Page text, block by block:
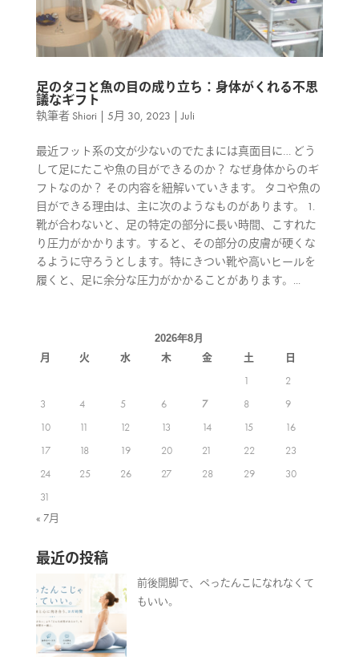
足のタコと魚の目の成り立ち：身体がくれる不思
議なギフト
執筆者 Shiori | 5月 30, 2023 |Juli
最近フット系の文が少ないのでたまには真面目に… どう
して足にたこや魚の目ができるのか？ なぜ身体からのギ
フトなのか？ その内容を紐解いていきます。 タコや魚の
目ができる理由は、主に次のようなものがあります。 1.
靴が合わないと、足の特定の部分に長い時間、こすれた
り圧力がかかります。すると、その部分の皮膚が硬くな
るように守ろうとします。特にきつい靴や高いヒールを
履くと、足に余分な圧力がかかることがあります。...
2026年8月
月 火 水 木 金 土
日
1
2
3
4 5 6 7 8
9
10
11 12 13 14 15
16
17
18 19 20 21 22
23
24
25 26 27 28 29
30
31
« 7月
最近の投稿
前後開脚で、ぺったんこになれなくて
もいい。